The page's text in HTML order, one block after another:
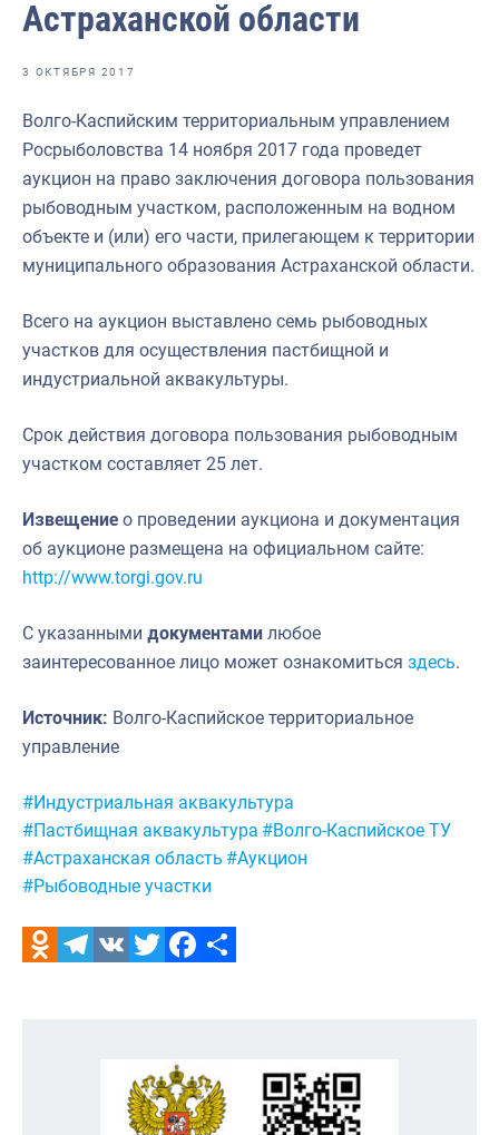
Отраслевые СМИ
Рыбоохрана России
Отрасль в цифрах
Инфографика
Большая африканская экспедиция
Укрепление духовно-нравственных ценностей
События в России и мире
Астраханской области
3 ОКТЯБРЯ 2017
Волго-Каспийским территориальным управлением
Росрыболовства 14 ноября 2017 года проведет
аукцион на право заключения договора пользования
рыбоводным участком, расположенным на водном
объекте и (или) его части, прилегающем к территории
муниципального образования Астраханской области.
Всего на аукцион выставлено семь рыбоводных
участков для осуществления пастбищной и
индустриальной аквакультуры.
Срок действия договора пользования рыбоводным
участком составляет 25 лет.
Извещение о проведении аукциона и документация
об аукционе размещена на официальном сайте:
http://www.torgi.gov.ru
С указанными документами любое
заинтересованное лицо может ознакомиться здесь.
Источник: Волго-Каспийское территориальное
управление
Метки:
#Индустриальная аквакультура
#Пастбищная аквакультура #Волго-Каспийское ТУ
#Астраханская область #Аукцион
#Рыбоводные участки